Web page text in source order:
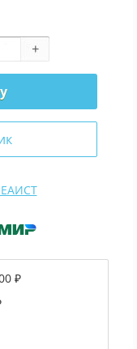
ЕАИСТ
₽